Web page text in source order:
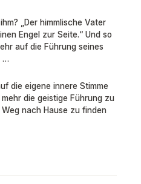
„Der himmlische Vater
Engel zur Seite.“ Und so
auf die Führung seines
…
die eigene innere Stimme
die geistige Führung zu
nach Hause zu finden